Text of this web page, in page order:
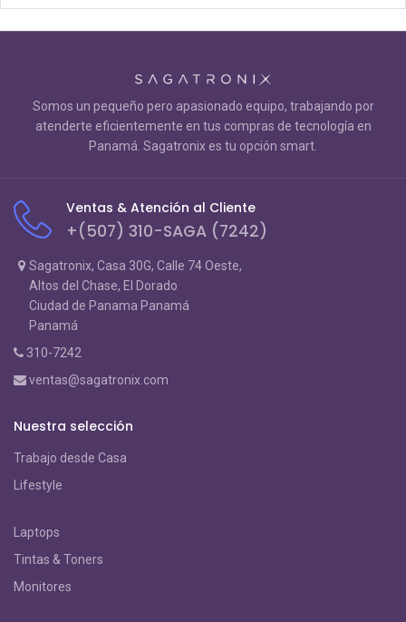
Somos un pequeño pero apasionado equipo, trabajando por
atenderte eficientemente en tus compras de tecnología en
Panamá. Sagatronix es tu opción smart.
Ventas & Atención al Cliente
+(507) 310-SAGA (7242)
Sagatronix, Casa 30G, Calle 74 Oeste,
Altos del Chase, El Dorado
Ciudad de Panama Panamá
Panamá
310-7242
ventas@sagatronix.com
Nuestra selección
Trabajo desde Casa
Lifestyle
Laptops
Tintas & Toners
Monitores